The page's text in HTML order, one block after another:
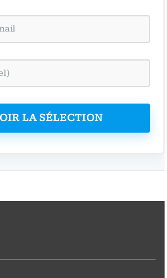
LA SÉLECTION